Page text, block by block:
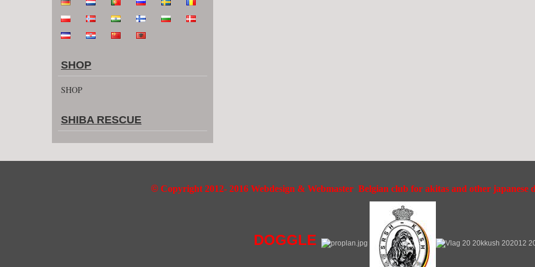
SHOP
SHOP
SHIBA RESCUE
© Copyright 2012- 2016 Webdesign & Webmaster Belgian club for akitas and other japanese
DOGGLE